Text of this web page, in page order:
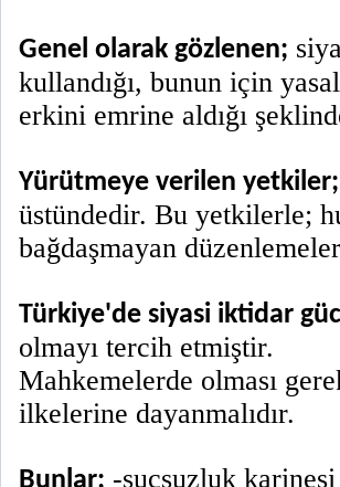
Genel olarak gözlenen;
kullandığı, bunun için
erkini emrine aldığı
Yürütmeye verilen yetkiler;
üstündedir. Bu yetkilerle;
bağdaşmayan
Türkiye'de siyasi iktidar
olmayı tercih etmiştir.
Mahkemelerde olması
ilkelerine dayanmalıdır.
Bunlar; -suçsuzluk